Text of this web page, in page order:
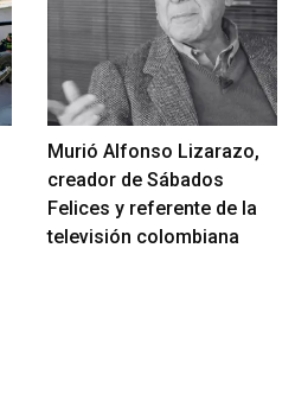
Murió Alfonso Lizarazo,
creador de Sábados
Felices y referente de la
televisión colombiana